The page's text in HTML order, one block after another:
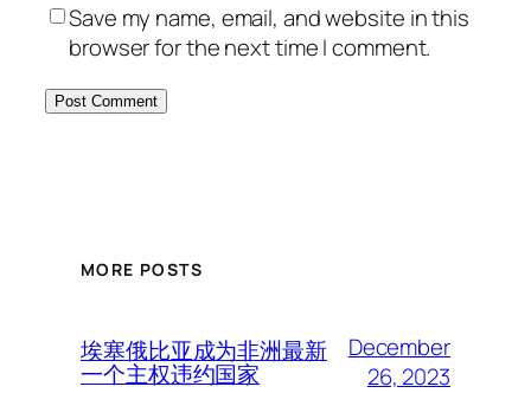
Save my name, email, and website in this
browser for the next time I comment.
MORE POSTS
埃塞俄比亚成为非洲最新
一个主权违约国家
December
26, 2023